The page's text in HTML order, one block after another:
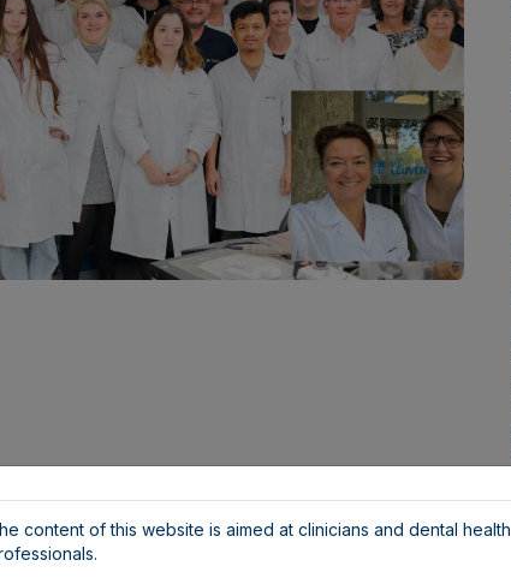
content of this website is aimed at clinicians and dental health